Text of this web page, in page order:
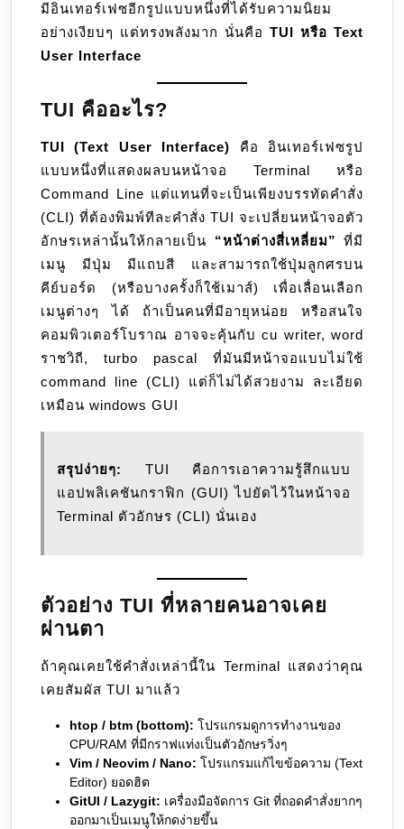
มีอินเทอร์เฟซอีกรูปแบบหนึ่งที่ได้รับความนิยม
อย่างเงียบๆ แต่ทรงพลังมาก นั่นคือ TUI หรือ Text
User Interface
TUI คืออะไร?
TUI (Text User Interface) คือ อินเทอร์เฟซรูป
แบบหนึ่งที่แสดงผลบนหน้าจอ Terminal หรือ
Command Line แต่แทนที่จะเป็นเพียงบรรทัดคำสั่ง
(CLI) ที่ต้องพิมพ์ทีละคำสั่ง TUI จะเปลี่ยนหน้าจอตัว
อักษรเหล่านั้นให้กลายเป็น “หน้าต่างสี่เหลี่ยม” ที่มี
เมนู มีปุ่ม มีแถบสี และสามารถใช้ปุ่มลูกศรบน
คีย์บอร์ด (หรือบางครั้งก็ใช้เมาส์) เพื่อเลื่อนเลือก
เมนูต่างๆ ได้ ถ้าเป็นคนที่มีอายุหน่อย หรือสนใจ
คอมพิวเตอร์โบราณ อาจจะคุ้นกับ cu writer, word
ราชวิถี, turbo pascal ที่มันมีหน้าจอแบบไม่ใช้
command line (CLI) แต่ก็ไม่ได้สวยงาม ละเอียด
เหมือน windows GUI
สรุปง่ายๆ:
TUI คือการเอาความรู้สึกแบบ
แอปพลิเคชันกราฟิก (GUI) ไปยัดไว้ในหน้าจอ
Terminal ตัวอักษร (CLI) นั่นเอง
ตัวอย่าง TUI ที่หลายคนอาจเคย
ผ่านตา
ถ้าคุณเคยใช้คำสั่งเหล่านี้ใน Terminal แสดงว่าคุณ
เคยสัมผัส TUI มาแล้ว
htop / btm (bottom): โปรแกรมดูการทำงานของ
CPU/RAM ที่มีกราฟแท่งเป็นตัวอักษรวิ่งๆ
Vim / Neovim / Nano: โปรแกรมแก้ไขข้อความ (Text
Editor) ยอดฮิต
GitUI / Lazygit: เครื่องมือจัดการ Git ที่ถอดคำสั่งยากๆ
ออกมาเป็นเมนูให้กดง่ายขึ้น